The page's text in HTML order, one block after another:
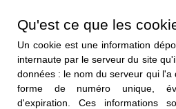
Qu'est ce que les
Un cookie est une information
internaute par le serveur du site
données : le nom du serveur qui l'a
forme de numéro unique,
d'expiration. Ces informations